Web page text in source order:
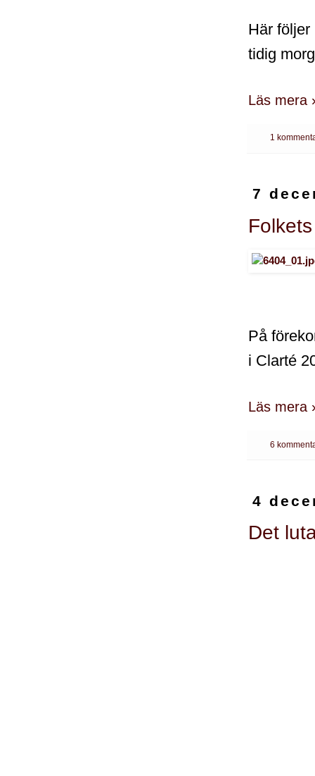
Här
tidig
Läs mera
1
7
På
i Clarté
Läs mera
6
4
Det